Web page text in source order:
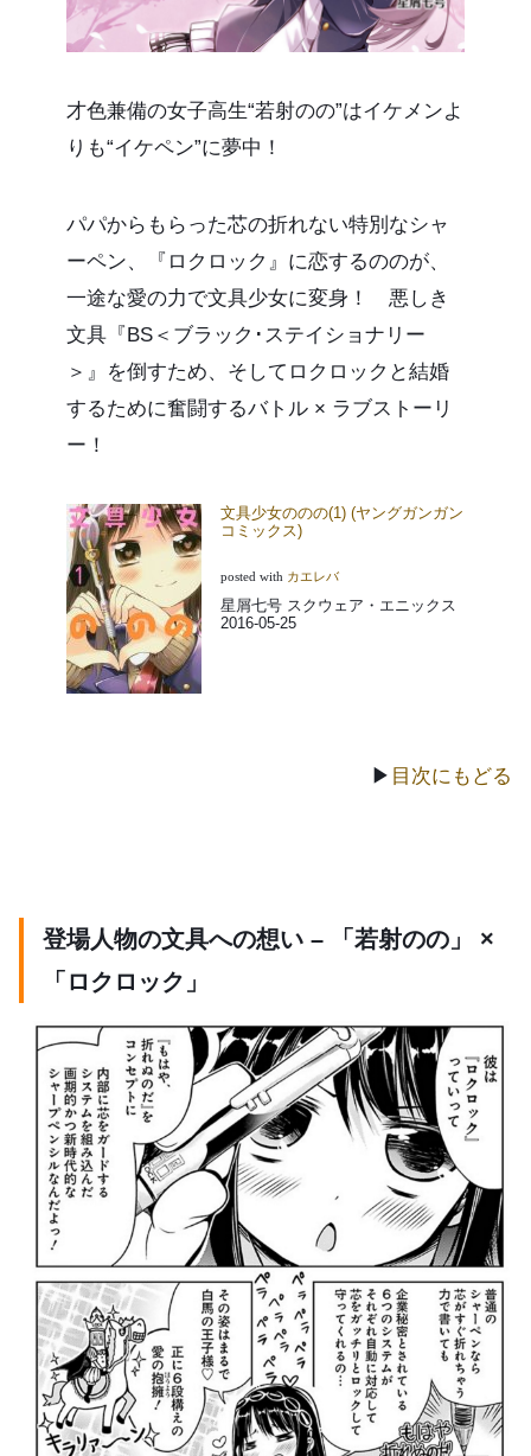
才色兼備の女子高生“若射のの”はイケメンよ
りも“イケペン”に夢中！
パパからもらった芯の折れない特別なシャ
ーペン、『ロクロック』に恋するののが、
一途な愛の力で文具少女に変身！ 悪しき
文具『BS＜ブラック･ステイショナリー
＞』を倒すため、そしてロクロックと結婚
するために奮闘するバトル × ラブストーリ
ー！
文具少女ののの(1) (ヤングガンガン
コミックス)
posted with カエレバ
星屑七号 スクウェア・エニックス
2016-05-25
▶ 目次にもどる
登場人物の文具への想い – 「若射のの」 ×
「ロクロック」